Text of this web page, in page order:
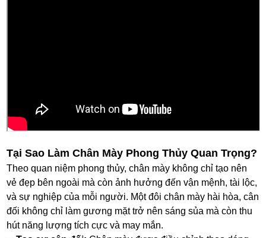
Tại Sao Làm Chân Mày Phong Thủy Quan Trọng?
Theo quan niệm phong thủy, chân mày không chỉ tạo nên
vẻ đẹp bên ngoài mà còn ảnh hưởng đến vận mệnh, tài lộc,
và sự nghiệp của mỗi người. Một đôi chân mày hài hòa, cân
đối không chỉ làm gương mặt trở nên sáng sủa mà còn thu
hút năng lượng tích cực và may mắn.